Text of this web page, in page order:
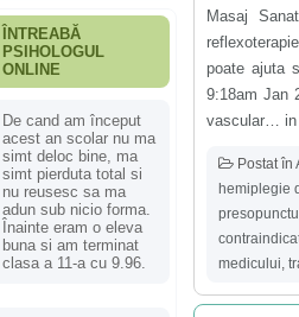
ÎNTREABĂ
PSIHOLOGUL
ONLINE
De cand am început
acest an scolar nu ma
simt deloc bine, ma
simt pierduta total si
nu reusesc sa ma
adun sub nicio forma.
Înainte eram o eleva
buna si am terminat
clasa a 11-a cu 9.96.
Masaj
poate ajuta
9:18am Jan
vascular… in
Postat în
hemiplegie
medicului